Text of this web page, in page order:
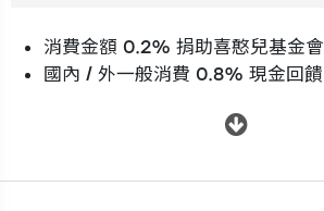
消費金額 0.2% 捐助喜憨兒基金會
國內 / 外一般消費 0.8% 現金回饋